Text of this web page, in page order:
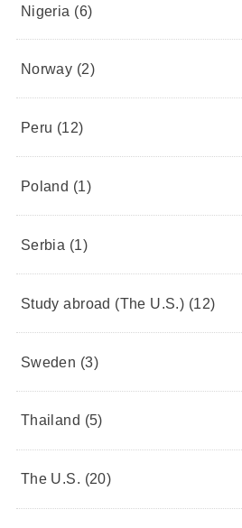
Nigeria (6)
Norway (2)
Peru (12)
Poland (1)
Serbia (1)
Study abroad (The U.S.) (12)
Sweden (3)
Thailand (5)
The U.S. (20)